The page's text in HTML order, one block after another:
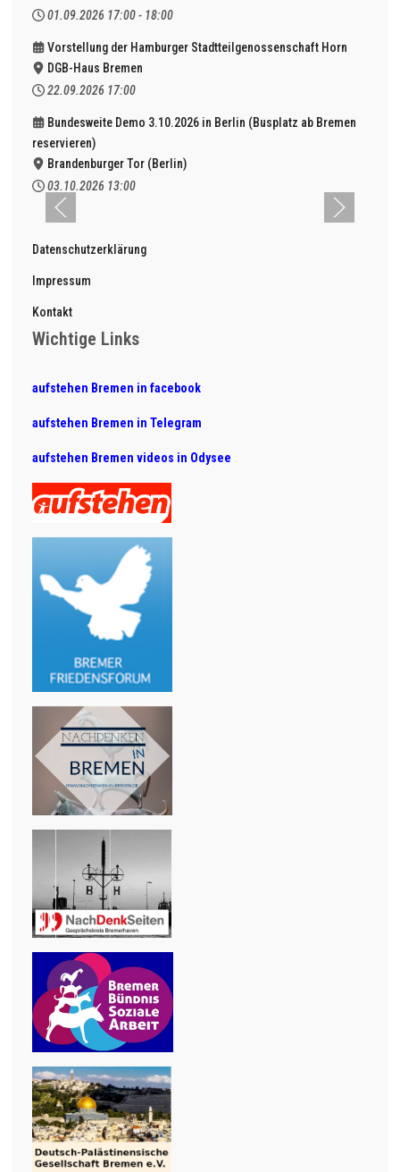
01.09.2026 17:00 - 18:00
Vorstellung der Hamburger Stadtteilgenossenschaft Horn
DGB-Haus Bremen
22.09.2026 17:00
Bundesweite Demo 3.10.2026 in Berlin (Busplatz ab Bremen
reservieren)
Brandenburger Tor (Berlin)
03.10.2026 13:00
Datenschutzerklärung
Impressum
Kontakt
Wichtige Links
aufstehen Bremen in facebook
aufstehen Bremen in Telegram
aufstehen Bremen videos in Odysee